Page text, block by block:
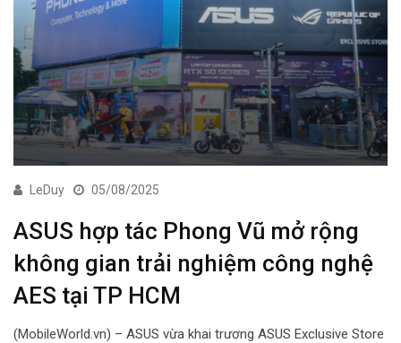
LeDuy 05/08/2025
ASUS hợp tác Phong Vũ mở rộng
không gian trải nghiệm công nghệ
AES tại TP HCM
(MobileWorld.vn) – ASUS vừa khai trương ASUS Exclusive Store